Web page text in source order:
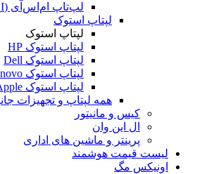
لپ‌تاپ ام‌اس‌آی (MSI)
لپتاپ استوک
لپتاپ استوک
لپتاپ استوک HP
لپتاپ استوک Dell
لپتاپ استوک Lenovo
لپتاپ استوک Apple
همه لپتاپ و تجهیزات
کیس و مانیتور
ال این وان
پرینتر و ماشین های اداری
لیست قیمت هوشمند
اونیکس مگ